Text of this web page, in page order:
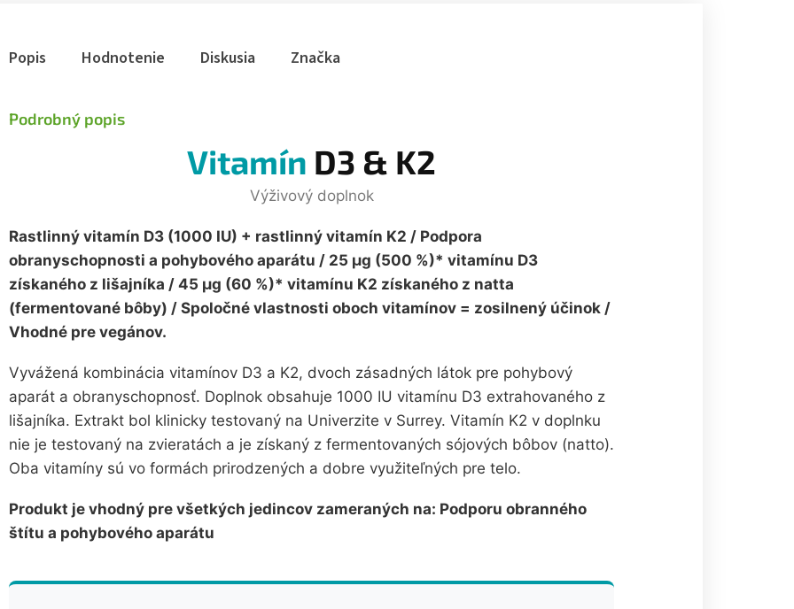
Popis Hodnotenie Diskusia Značka
Podrobný popis
Vitamín D3 & K2
Výživový doplnok
Rastlinný vitamín D3 (1000 IU) + rastlinný vitamín K2 / Podpora
obranyschopnosti a pohybového aparátu / 25 µg (500 %)* vitamínu D3
získaného z lišajníka / 45 µg (60 %)* vitamínu K2 získaného z natta
(fermentované bôby) / Spoločné vlastnosti oboch vitamínov = zosilnený účinok /
Vhodné pre vegánov.
Vyvážená kombinácia vitamínov D3 a K2, dvoch zásadných látok pre pohybový
aparát a obranyschopnosť. Doplnok obsahuje 1000 IU vitamínu D3 extrahovaného z
lišajníka. Extrakt bol klinicky testovaný na Univerzite v Surrey. Vitamín K2 v doplnku
nie je testovaný na zvieratách a je získaný z fermentovaných sójových bôbov (natto).
Oba vitamíny sú vo formách prirodzených a dobre využiteľných pre telo.
Produkt je vhodný pre všetkých jedincov zameraných na: Podporu obranného
štítu a pohybového aparátu